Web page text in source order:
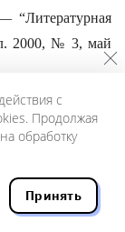
2000, № 3, май
Николаенко — о
с
Продолжая
обработку
Принять